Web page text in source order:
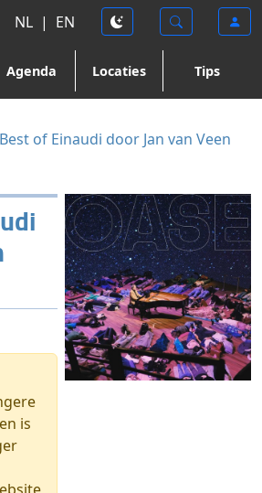
NL | EN
Agenda Locaties Tips
Best of Einaudi door Jan van Veen
is